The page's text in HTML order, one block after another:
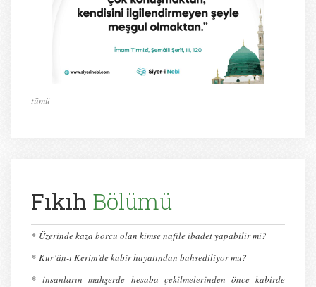
tümü
Fıkıh Bölümü
* Üzerinde kaza borcu olan kimse nafile ibadet yapabilir mi?
* Kur’ân-ı Kerim’de kabir hayatından bahsediliyor mu?
* insanların mahşerde hesaba çekilmelerinden önce kabirde